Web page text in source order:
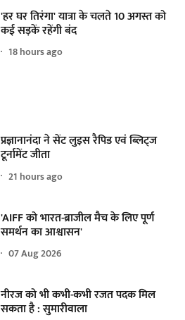
'हर घर तिरंगा' यात्रा के चलते 10 अगस्त को
कई सड़कें रहेंगी बंद
18 hours ago
प्रज्ञानानंदा ने सेंट लुइस रैपिड एवं ब्लिट्ज
टूर्नामेंट जीता
21 hours ago
'AIFF को भारत-ब्राजील मैच के लिए पूर्ण
समर्थन का आश्वासन'
07 Aug 2026
नीरज को भी कभी-कभी रजत पदक मिल
सकता है : सुमारीवाला